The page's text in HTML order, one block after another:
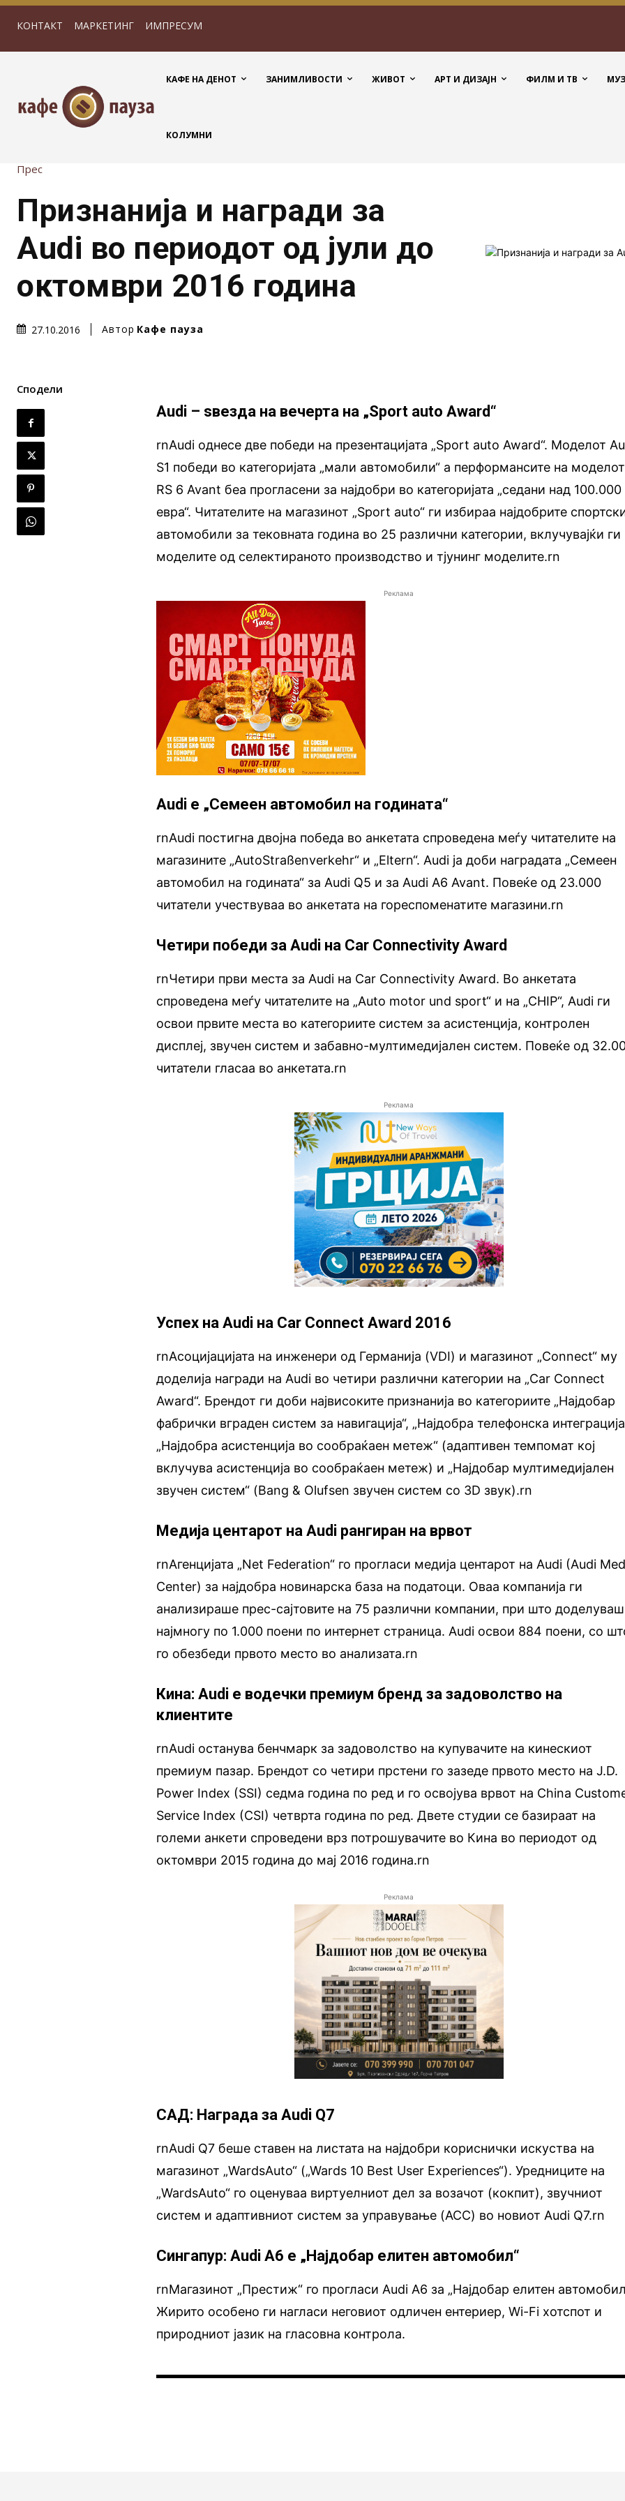
КОНТАКТ МАРКЕТИНГ ИМПРЕСУМ
КАФЕ НА ДЕНОТ ЗАНИМЛИВОСТИ ЖИВОТ АРТ И ДИЗАЈН ФИЛМ И ТВ
КОЛУМНИ
Прес
Признанија и награди за
Audi во периодот од јули до
октомври 2016 година
27.10.2016 Автор Кафе пауза
Сподели
Audi – ѕвезда на вечерта на „Sport auto Award“
rnAudi однесе две победи на презентацијата „Sport auto Award“. Моделот
S1 победи во категоријата „мали автомобили“ а перформансите на моделот
RS 6 Avant беа прогласени за најдобри во категоријата „седани над 100.000
евра“. Читателите на магазинот „Sport auto“ ги избираа најдобрите
автомобили за тековната година во 25 различни категории, вклучувајќи ги
моделите од селектираното производство и тјунинг моделите.rn
Реклама
Audi е „Семеен автомобил на годината“
rnAudi постигна двојна победа во анкетата спроведена меѓу читателите на
магазините „AutoStraßenverkehr“ и „Eltern“. Audi ja доби наградата „Семеен
автомобил на годината“ за Audi Q5 и за Audi A6 Avant. Повеќе од 23.000
читатели учествуваа во анкетата на гореспоменатите магазини.rn
Четири победи за Audi на Car Connectivity Award
rnЧетири први места за Audi на Car Connectivity Award. Во анкетата
спроведена меѓу читателите на „Аuto motor und sport“ и на „CHIP“, Audi ги
освои првите места во категориите систем за асистенција, контролен
дисплеј, звучен систем и забавно-мултимедијален систем. Повеќе од
читатели гласаа во анкетата.rn
Реклама
Успех на Audi на Car Connect Award 2016
rnАсоцијацијата на инженери од Германија (VDI) и магазинот „Connect“ му
доделија награди на Audi во четири различни категории на „Car Connect
Award“. Брендот ги доби највисоките признанија во категориите „Најдобар
фабрички вграден систем за навигација“, „Најдобра телефонска
„Најдобра асистенција во сообраќаен метеж“ (адаптивен темпомат кој
вклучува асистенција во сообраќаен метеж) и „Најдобар мултимедијален
звучен систем“ (Bang & Olufsen звучен систем со 3D звук).rn
Медија центарот на Audi рангиран на врвот
rnАгенцијата „Net Federation“ го прогласи медија центарот на Audi (Audi
Center) за најдобра новинарска база на податоци. Оваа компанија ги
анализираше прес-сајтовите на 75 различни компании, при што
најмногу по 1.000 поени по интернет страница. Audi освои 884 поени, со
го обезбеди првото место во анализата.rn
Кина: Audi е водечки премиум бренд за задоволство на
клиентите
rnAudi останува бенчмарк за задоволство на купувачите на кинескиот
премиум пазар. Брендот со четири прстени го зазеде првото место на J.D.
Power Index (SSI) седма година по ред и го освојува врвот на China
Service Index (CSI) четврта година по ред. Двете студии се базираат на
големи анкети спроведени врз потрошувачите во Кина во периодот од
октомври 2015 година до мај 2016 година.rn
Реклама
САД: Награда за Audi Q7
rnAudi Q7 беше ставен на листата на најдобри кориснички искуства на
магазинот „WardsAuto“ („Wards 10 Best User Experiences“). Уредниците на
„WardsAuto“ го оценуваа виртуелниот дел за возачот (кокпит), звучниот
систем и адаптивниот систем за управување (ACC) во новиот Audi Q7.rn
Сингапур: Audi A6 е „Најдобар елитен автомобил“
rnМагазинот „Престиж“ го прогласи Audi A6 за „Најдобар елитен
Жирито особено ги нагласи неговиот одличен ентериер, Wi-Fi хотспот и
природниот јазик на гласовна контрола.